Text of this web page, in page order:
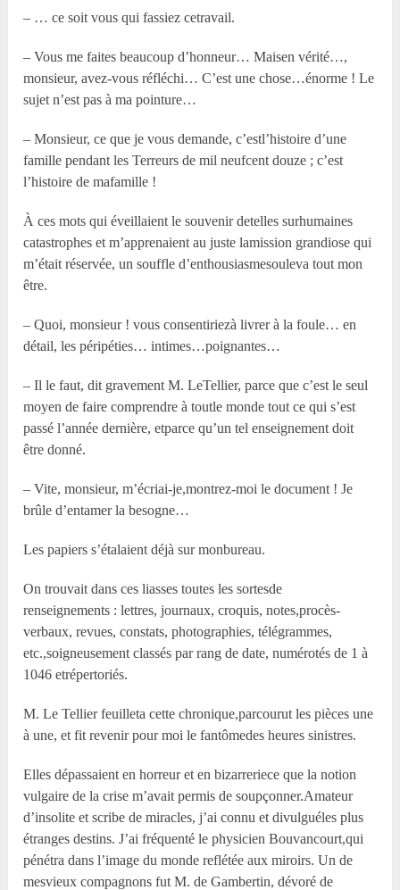
– … ce soit vous qui fassiez cetravail.
– Vous me faites beaucoup d’honneur… Maisen vérité…,
monsieur, avez-vous réfléchi… C’est une chose…énorme ! Le
sujet n’est pas à ma pointure…
– Monsieur, ce que je vous demande, c’estl’histoire d’une
famille pendant les Terreurs de mil neufcent douze ; c’est
l’histoire de mafamille !
À ces mots qui éveillaient le souvenir detelles surhumaines
catastrophes et m’apprenaient au juste lamission grandiose qui
m’était réservée, un souffle d’enthousiasmesouleva tout mon
être.
– Quoi, monsieur ! vous consentiriezà livrer à la foule… en
détail, les péripéties… intimes…poignantes…
– Il le faut, dit gravement M. LeTellier, parce que c’est le seul
moyen de faire comprendre à toutle monde tout ce qui s’est
passé l’année dernière, etparce qu’un tel enseignement doit
être donné.
– Vite, monsieur, m’écriai-je,montrez-moi le document ! Je
brûle d’entamer la besogne…
Les papiers s’étalaient déjà sur monbureau.
On trouvait dans ces liasses toutes les sortesde
renseignements : lettres, journaux, croquis, notes,procès-
verbaux, revues, constats, photographies, télégrammes,
etc.,soigneusement classés par rang de date, numérotés de 1 à
1046 etrépertoriés.
M. Le Tellier feuilleta cette chronique,parcourut les pièces une
à une, et fit revenir pour moi le fantômedes heures sinistres.
Elles dépassaient en horreur et en bizarreriece que la notion
vulgaire de la crise m’avait permis de soupçonner.Amateur
d’insolite et scribe de miracles, j’ai connu et divulguéles plus
étranges destins. J’ai fréquenté le physicien Bouvancourt,qui
pénétra dans l’image du monde reflétée aux miroirs. Un de
mesvieux compagnons fut M. de Gambertin, dévoré de